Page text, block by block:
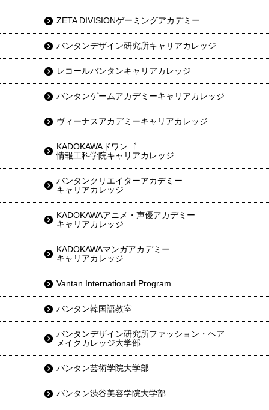
ZETA DIVISIONゲーミングアカデミー
バンタンデザイン研究所キャリアカレッジ
レコールバンタンキャリアカレッジ
バンタンゲームアカデミーキャリアカレッジ
ヴィーナスアカデミーキャリアカレッジ
KADOKAWAドワンゴ
情報工科学院キャリアカレッジ
バンタンクリエイターアカデミー
キャリアカレッジ
KADOKAWAアニメ・声優アカデミー
キャリアカレッジ
KADOKAWAマンガアカデミー
キャリアカレッジ
Vantan Internationarl Program
バンタン韓国語教室
バンタンデザイン研究所ファッション・ヘア
メイクカレッジ大学部
バンタン芸術学院大学部
バンタン渋谷美容学院大学部